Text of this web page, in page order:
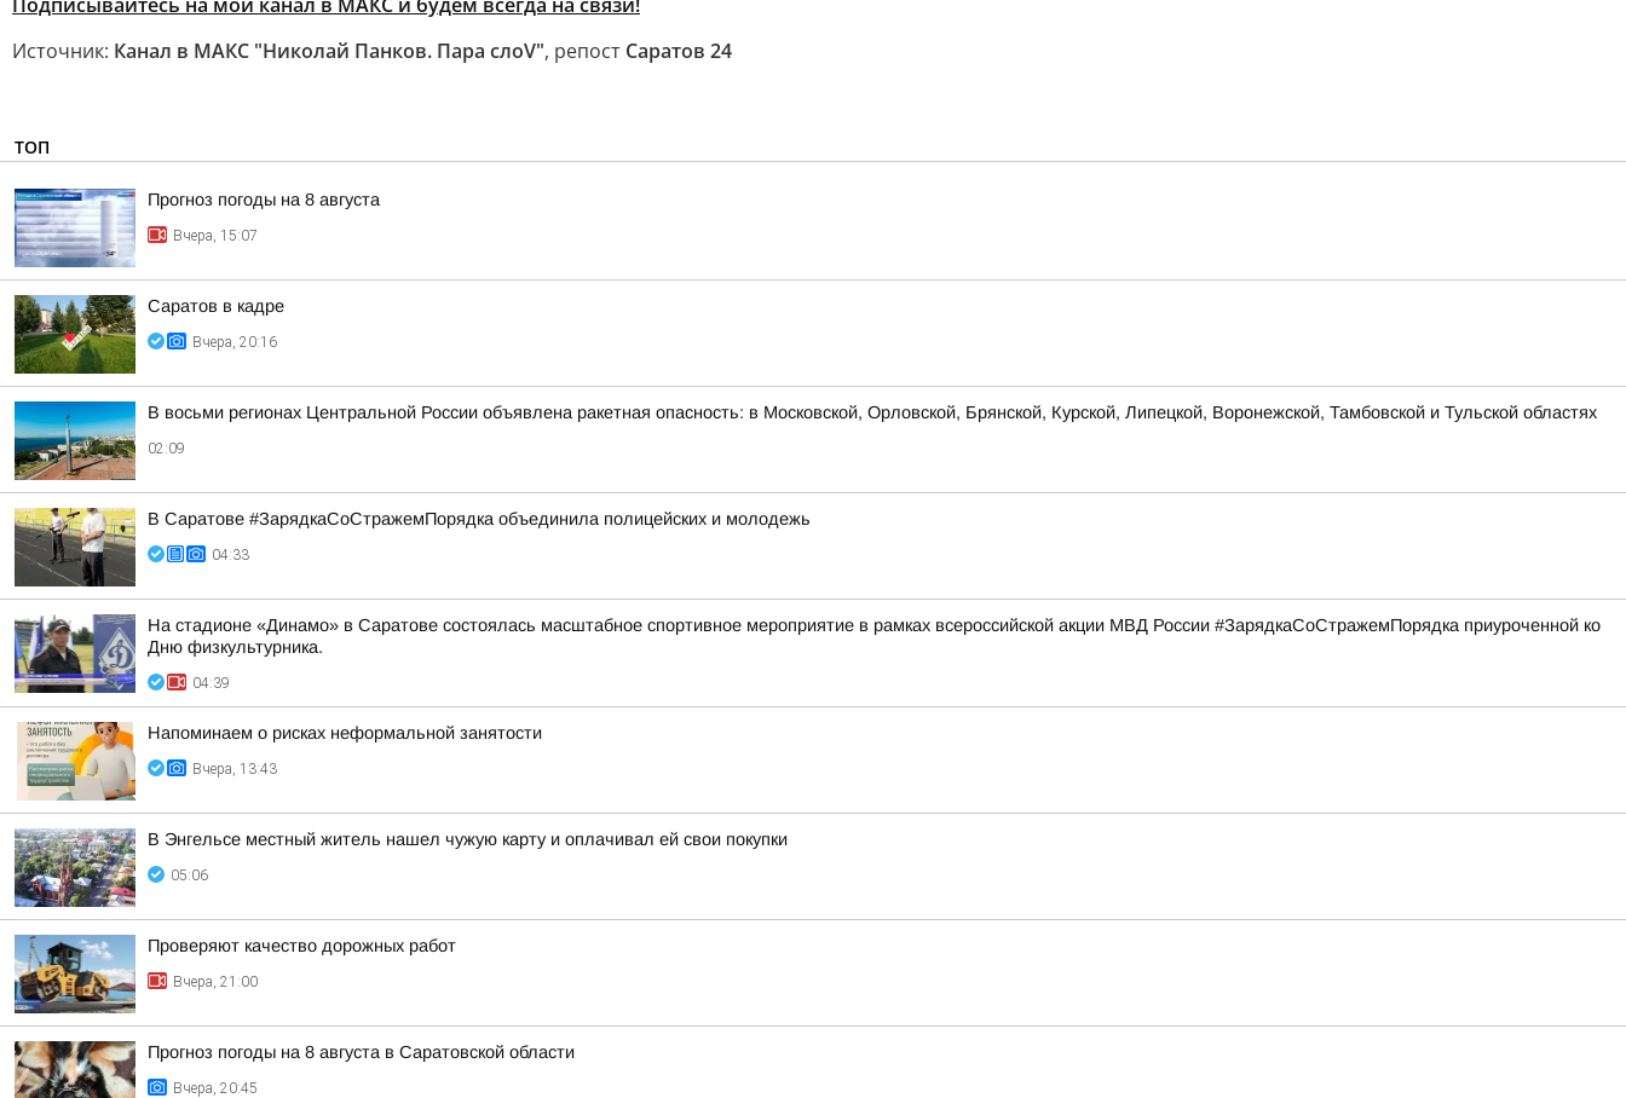
Источник: Канал в МАКС "Николай Панков. Пара слоV", репост Саратов 24
ТОП
Прогноз погоды на 8 августа
Вчера, 15:07
Саратов в кадре
Вчера, 20:16
В восьми регионах Центральной России объявлена ракетная опасность: в Московской, Орловской, Брянской, Курской, Липецкой, Воронежской, Тамбовской и Тульской областях
02:09
В Саратове #ЗарядкаСоСтражемПорядка объединила полицейских и молодежь
04:33
На стадионе «Динамо» в Саратове состоялась масштабное спортивное мероприятие в рамках всероссийской акции МВД России #ЗарядкаСоСтражемПорядка приуроченной ко
Дню физкультурника.
04:39
Напоминаем о рисках неформальной занятости
Вчера, 13:43
В Энгельсе местный житель нашел чужую карту и оплачивал ей свои покупки
05:06
Проверяют качество дорожных работ
Вчера, 21:00
Прогноз погоды на 8 августа в Саратовской области
Вчера, 20:45